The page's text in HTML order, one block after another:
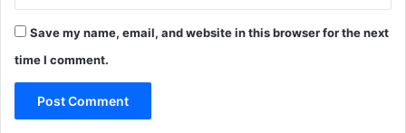
Save my name, email, and website in this browser for the next
time I comment.